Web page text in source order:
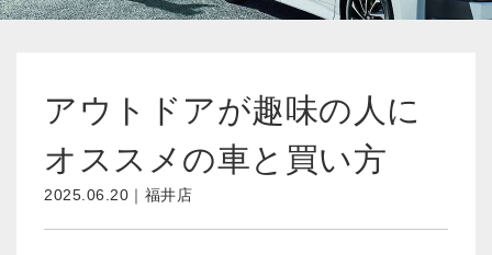
アウトドアが趣味の人に
オススメの車と買い方
2025.06.20｜福井店